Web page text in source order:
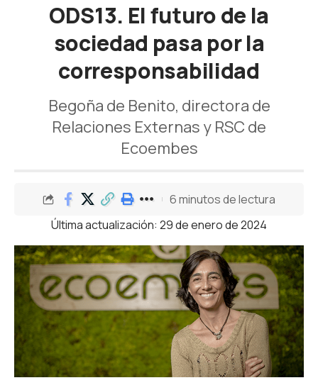
ODS13. El futuro de la
sociedad pasa por la
corresponsabilidad
Begoña de Benito, directora de
Relaciones Externas y RSC de
Ecoembes
Última actualización: 29 de enero de 2024
6 minutos de lectura